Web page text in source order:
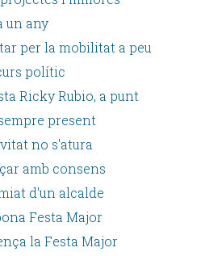
un any
per la mobilitat a peu
polític
Ricky Rubio, a punt
present
no s'atura
amb consens
d'un alcalde
Festa Major
la Festa Major